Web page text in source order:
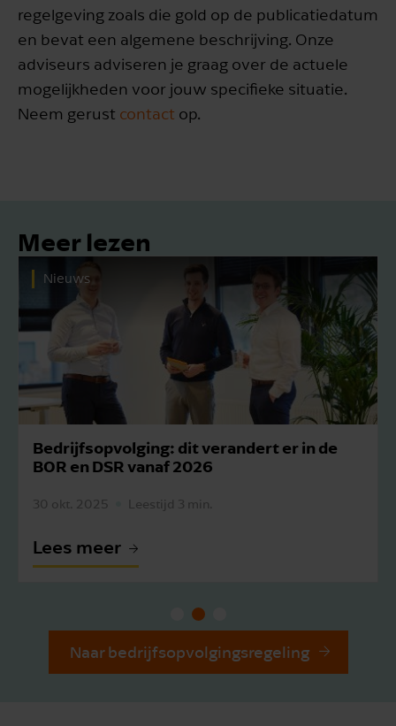
regelgeving zoals die gold op de publicatiedatum
en bevat een algemene beschrijving. Onze
adviseurs adviseren je graag over de actuele
mogelijkheden voor jouw specifieke situatie.
Neem gerust contact op.
Meer lezen
Nieuws
Wijzigingen in 2026 in
bedrijfsopvolgingsfaciliteiten
1 okt. 2025 Leestijd 1 min.
Lees meer
Naar bedrijfsopvolgingsregeling